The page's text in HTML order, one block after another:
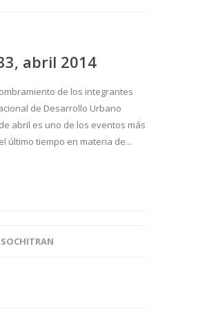
abril 2014
de los integrantes
de Desarrollo Urbano
abril es uno de los eventos más
último tiempo en materia de...